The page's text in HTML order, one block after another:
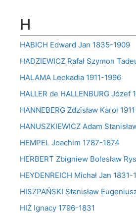
H
HABICH Edward Jan 1835-1909
HADZIEWICZ Rafał Szymon
HALAMA Leokadia 1911-1996
HALLER de HALLENBURG Józef
HANNEBERG Zdzisław Karol
HANUSZKIEWICZ Adam
HEMPEL Joachim 1787-1874
HERBERT Zbigniew Bolesław
HEYDENREICH Michał Jan 1831-
HISZPAŃSKI Stanisław
HIŻ Ignacy 1796-1831